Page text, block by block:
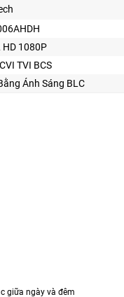
HD 1080P
TVI BCS
Ánh Sáng BLC
giữa ngày và đêm